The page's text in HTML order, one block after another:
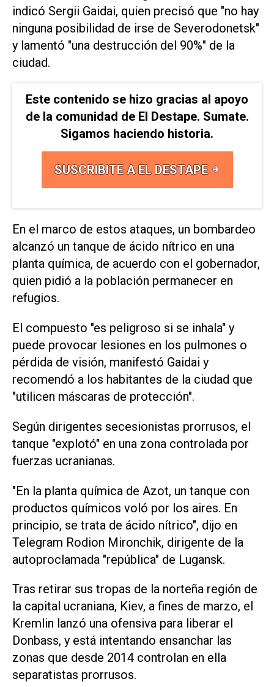
indicó Sergii Gaidai, quien precisó que "no hay
ninguna posibilidad de irse de Severodonetsk"
y lamentó "una destrucción del 90%" de la
ciudad.
Este contenido se hizo gracias al apoyo
de la comunidad de El Destape. Sumate.
Sigamos haciendo historia.
SUSCRIBITE A EL DESTAPE
En el marco de estos ataques, un bombardeo
alcanzó un tanque de ácido nítrico en una
planta química, de acuerdo con el gobernador,
quien pidió a la población permanecer en
refugios.
El compuesto "es peligroso si se inhala" y
puede provocar lesiones en los pulmones o
pérdida de visión, manifestó Gaidai y
recomendó a los habitantes de la ciudad que
"utilicen máscaras de protección".
Según dirigentes secesionistas prorrusos, el
tanque "explotó" en una zona controlada por
fuerzas ucranianas.
"En la planta química de Azot, un tanque con
productos químicos voló por los aires. En
principio, se trata de ácido nítrico", dijo en
Telegram Rodion Mironchik, dirigente de la
autoproclamada "república" de Lugansk.
Tras retirar sus tropas de la norteña región de
la capital ucraniana, Kiev, a fines de marzo, el
Kremlin lanzó una ofensiva para liberar el
Donbass, y está intentando ensanchar las
zonas que desde 2014 controlan en ella
separatistas prorrusos.